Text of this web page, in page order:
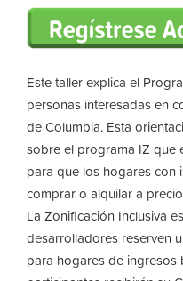
Este taller explica el
personas interesadas en
de Columbia. Esta
sobre el programa IZ que
para que los hogares con
comprar o alquilar a
La Zonificación Inclusiva
desarrolladores reserven
para hogares de